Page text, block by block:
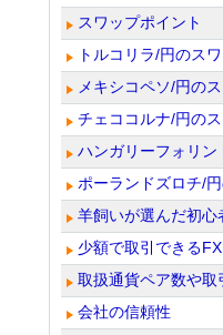
スワップポイント
トルコリラ/円のス
メキシコペソ/円の
チェココルナ/円の
ハンガリーフォリン
ポーランドズロチ/
羊飼いが選んだ初心
少額で取引できる
取扱通貨ペア数や取
会社の信頼性